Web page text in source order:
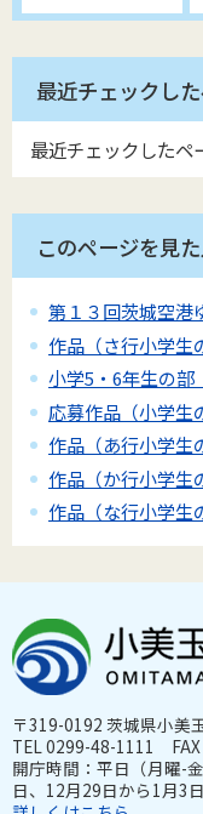
最近チェックし
最近チェックしたペ
このページを見
第１３回茨城空
作品（さ行小学生
小学5・6年生の部
応募作品（小学生
作品（あ行小学生
作品（か行小学生
作品（な行小学生
〒319-0192 茨城県小美
TEL 0299-48-1111
開庁時間：平日（月曜-
日、12月29日から1月3